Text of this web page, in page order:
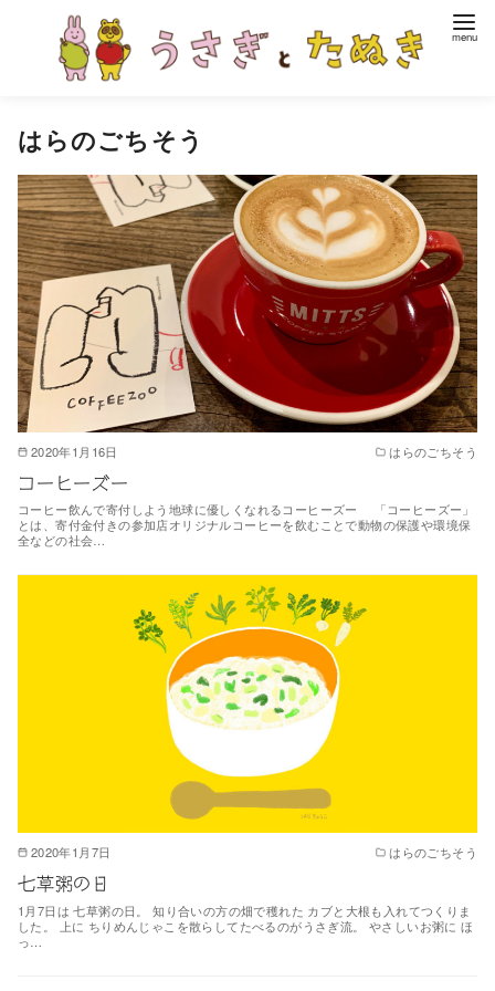
はらのごちそう
2020年1月16日
はらのごちそう
コーヒーズー
コーヒー飲んで寄付しよう地球に優しくなれるコーヒーズー 「コーヒーズー」
とは、寄付金付きの参加店オリジナルコーヒーを飲むことで動物の保護や環境保
全などの社会…
2020年1月7日
はらのごちそう
七草粥の日
1月7日は 七草粥の日。 知り合いの方の畑で穫れた カブと大根も入れてつくりま
した。 上に ちりめんじゃこを散らしてたべるのがうさぎ流。 やさしいお粥に ほ
っ…